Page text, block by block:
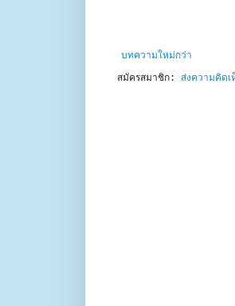
บทความใหม่กว่า
สมัครสมาชิก: ส่งความคิด